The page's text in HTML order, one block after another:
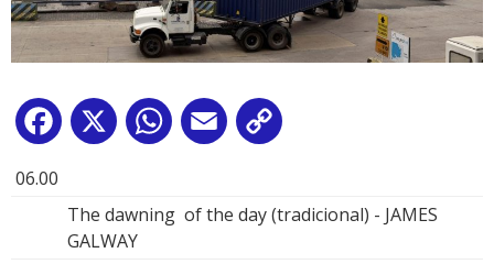
Facebook
X WhatsApp
Email
06.00
The dawning of the day (tradicional) - JAMES
GALWAY